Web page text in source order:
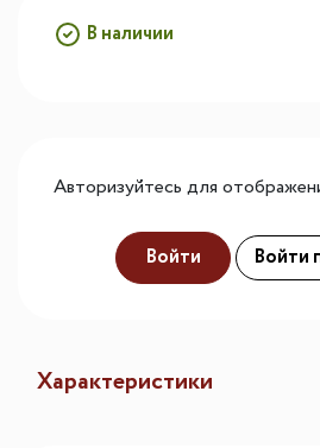
В наличии
Авторизуйтесь для
Войти Войти
Характеристики